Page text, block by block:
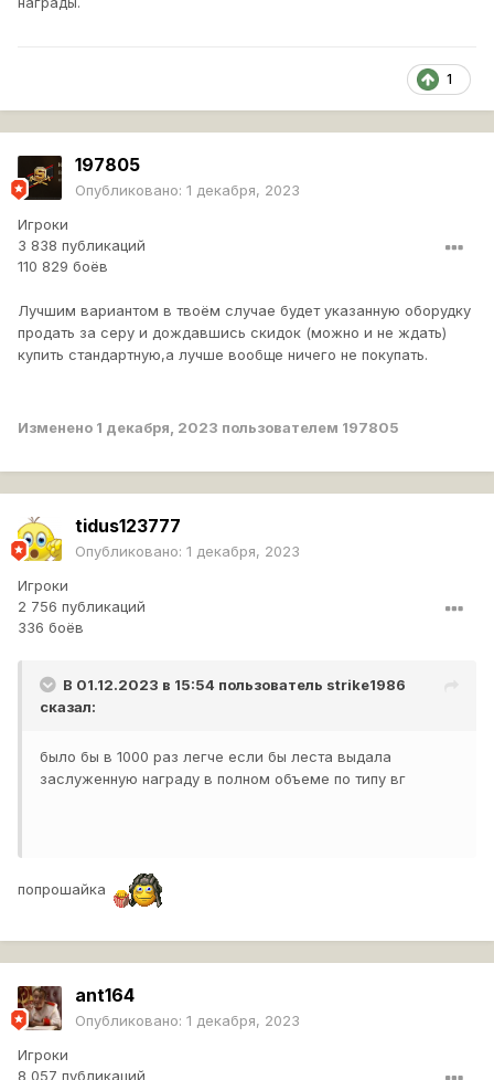
1
197805
Опубликовано: 1 декабря, 2023
Игроки
3 838 публикаций
110 829 боёв
Лучшим вариантом в твоём случае будет указанную оборудку
продать за серу и дождавшись скидок (можно и не ждать)
купить стандартную,а лучше вообще ничего не покупать.
Изменено 1 декабря, 2023 пользователем 197805
tidus123777
Опубликовано: 1 декабря, 2023
Игроки
2 756 публикаций
336 боёв
В 01.12.2023 в 15:54 пользователь strike1986
сказал:
было бы в 1000 раз легче если бы леста выдала
заслуженную награду в полном объеме по типу вг
попрошайка
ant164
Опубликовано: 1 декабря, 2023
Игроки
8 057 публикаций